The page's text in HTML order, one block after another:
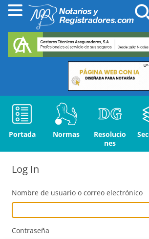
Portada Normas
Resolucio
nes
Log In
Nombre de usuario o correo electrónico
Contraseña